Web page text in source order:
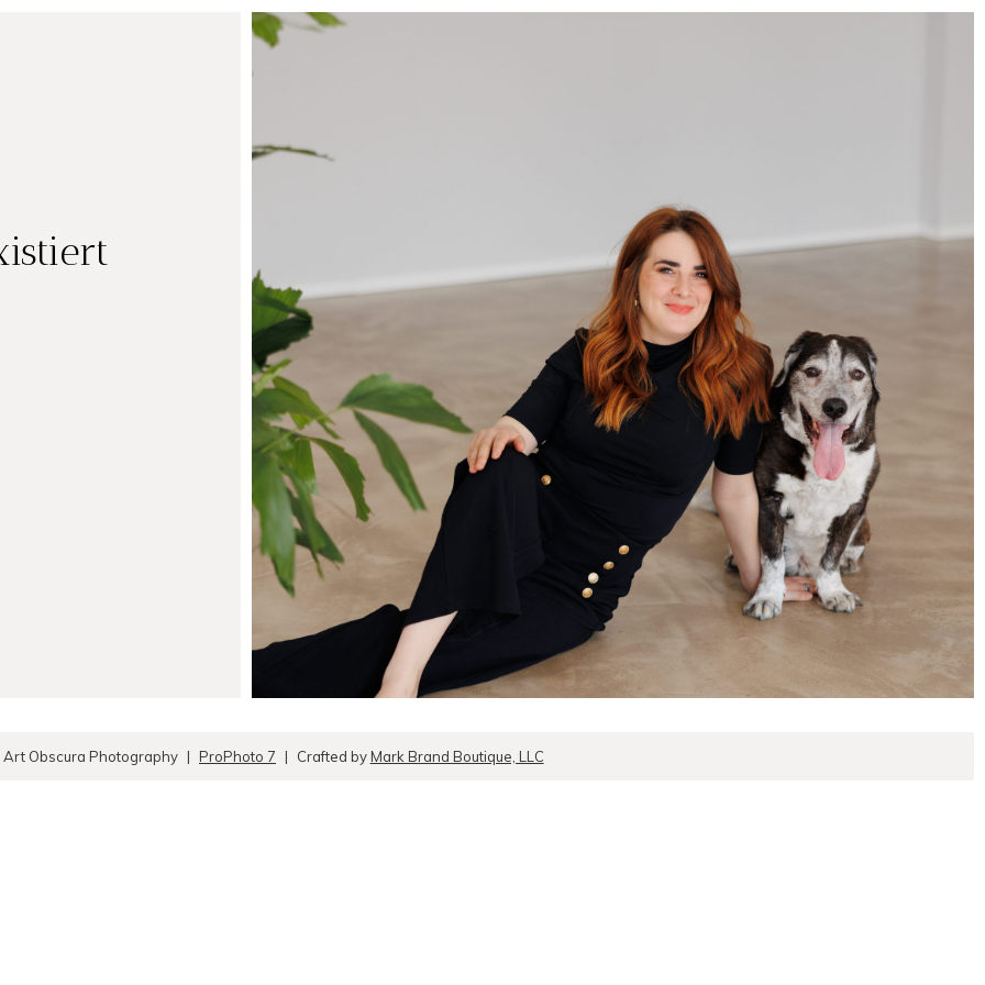
Obscura Photography | ProPhoto 7 | Crafted byMark Brand Boutique, LLC